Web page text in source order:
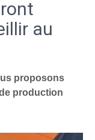
au
proposons
production